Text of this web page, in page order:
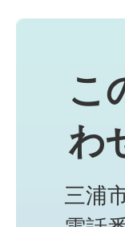
こ
わ
三浦